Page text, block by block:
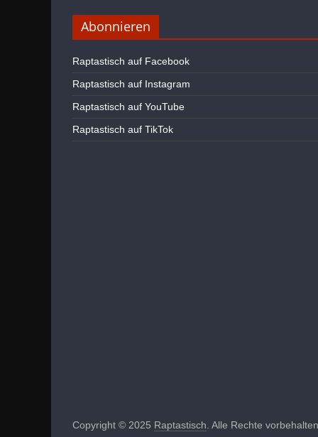
Abonnieren
Raptastisch auf Facebook
Raptastisch auf Instagram
Raptastisch auf YouTube
Raptastisch auf TikTok
Copyright © 2025 Raptastisch . Alle Rechte